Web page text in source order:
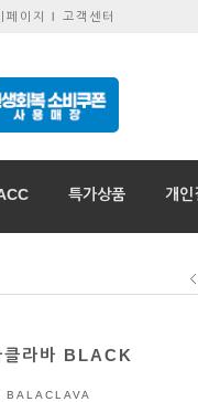
페이지 l 고객센터
특가상품 개인
클라바 BLACK